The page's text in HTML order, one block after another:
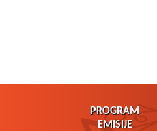
PROGRAM
EMISIJE